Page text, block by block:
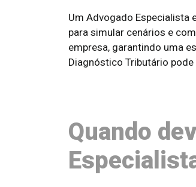
Um Advogado Especialista
para simular cenários e
empresa, garantindo uma
Diagnóstico Tributário
Quando